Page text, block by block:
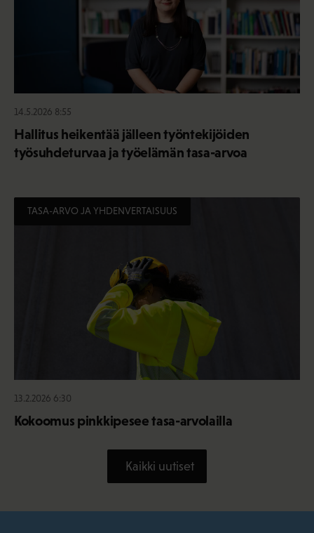
14.5.2026 8:55
Hallitus heikentää jälleen työntekijöiden
työsuhdeturvaa ja työelämän tasa-arvoa
TASA-ARVO JA YHDENVERTAISUUS
13.2.2026 6:30
Kokoomus pinkkipesee tasa-arvolailla
Kaikki uutiset